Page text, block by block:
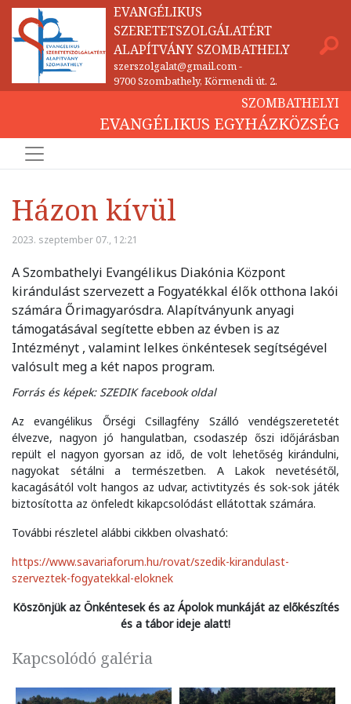
EVANGÉLIKUS
SZERETETSZOLGÁLATÉRT
ALAPÍTVÁNY SZOMBATHELY
szerszolgalat@gmail.com-
9700 Szombathely, Körmendi út. 2.
SZOMBATHELYI
EVANGÉLIKUS EGYHÁZKÖZSÉG
Házon kívül
2023. szeptember 07., 12:21
A Szombathelyi Evangélikus Diakónia Központ
kirándulást szervezett a Fogyatékkal élők otthona lakói
számára Őrimagyarósdra. Alapítványunk anyagi
támogatásával segítette ebben az évben is az
Intézményt , valamint lelkes önkéntesek segítségével
valósult meg a két napos program.
Forrás és képek: SZEDIK facebook oldal
Az evangélikus Őrségi Csillagfény Szálló vendégszeretetét
élvezve, nagyon jó hangulatban, csodaszép őszi időjárásban
repült el nagyon gyorsan az idő, de volt lehetőség kirándulni,
nagyokat sétálni a természetben. A Lakok nevetésétől,
kacagásától volt hangos az udvar, activtityzés és sok-sok játék
biztosította az önfeledt kikapcsolódást ellátottak számára.
További részletel alábbi cikkben olvasható:
https://www.savariaforum.hu/rovat/szedik-kirandulast-
szerveztek-fogyatekkal-eloknek
Köszönjük az Önkéntesek és az Ápolok munkáját az előkészítés
és a tábor ideje alatt!
Kapcsolódó galéria